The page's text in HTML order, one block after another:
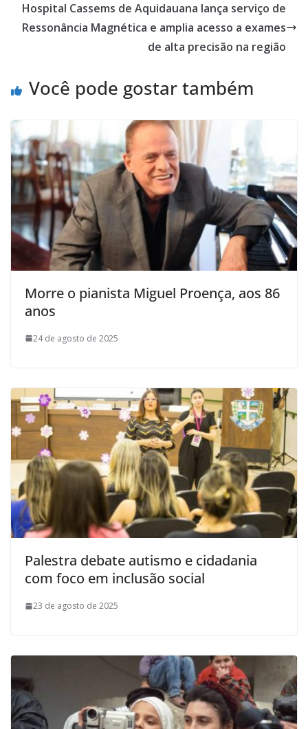
Hospital Cassems de Aquidauana lança serviço de
Ressonância Magnética e amplia acesso a exames
de alta precisão na região
Você pode gostar também
Morre o pianista Miguel Proença, aos 86
anos
24 de agosto de 2025
Palestra debate autismo e cidadania
com foco em inclusão social
23 de agosto de 2025